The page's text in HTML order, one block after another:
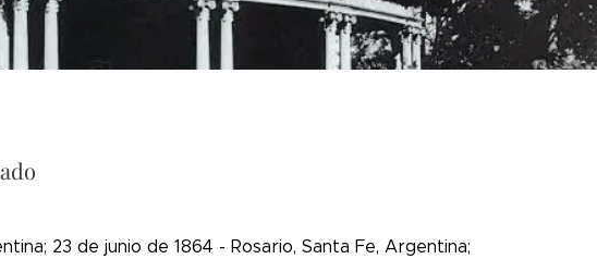
23 de junio de 1864 - Rosario, Santa Fe, Argentina;